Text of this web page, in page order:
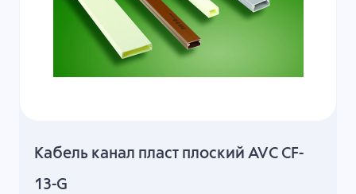
Кабель канал пласт плоский AVC CF-
13-G